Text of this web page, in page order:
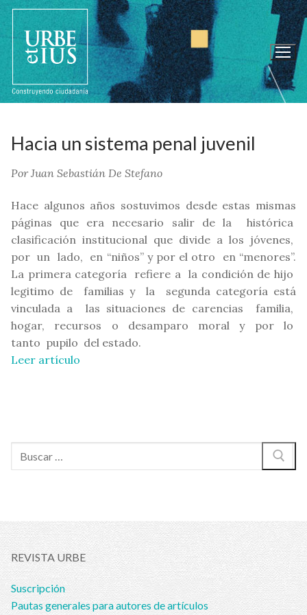
Ir
al
contenido
Hacia un sistema penal juvenil
Por Juan Sebastián De Stefano
Hace algunos años sostuvimos desde estas mismas
páginas que era necesario salir de la histórica
clasificación institucional que divide a los jóvenes,
por un lado, en “niños” y por el otro en “menores”.
La primera categoría refiere a la condición de hijo
legitimo de familias y la segunda categoría está
vinculada a las situaciones de carencias familia,
hogar, recursos o desamparo moral y por lo
tanto pupilo del estado.
Leer artículo
REVISTA URBE
Suscripción
Pautas generales para autores de artículos